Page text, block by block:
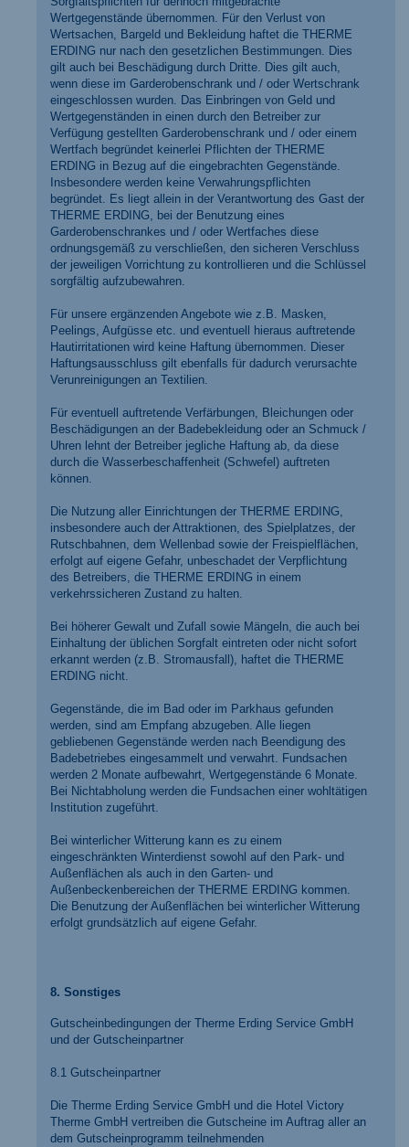
Wertgegenstände übernommen. Für den Verlust von
Wertsachen, Bargeld und Bekleidung haftet die THERME
ERDING nur nach den gesetzlichen Bestimmungen. Dies
gilt auch bei Beschädigung durch Dritte. Dies gilt auch,
wenn diese im Garderobenschrank und / oder Wertschrank
eingeschlossen wurden. Das Einbringen von Geld und
Wertgegenständen in einen durch den Betreiber zur
Verfügung gestellten Garderobenschrank und / oder einem
Wertfach begründet keinerlei Pflichten der THERME
ERDING in Bezug auf die eingebrachten Gegenstände.
Insbesondere werden keine Verwahrungspflichten
begründet. Es liegt allein in der Verantwortung des Gast der
THERME ERDING, bei der Benutzung eines
Garderobenschrankes und / oder Wertfaches diese
ordnungsgemäß zu verschließen, den sicheren Verschluss
der jeweiligen Vorrichtung zu kontrollieren und die Schlüssel
sorgfältig aufzubewahren.
Für unsere ergänzenden Angebote wie z.B. Masken,
Peelings, Aufgüsse etc. und eventuell hieraus auftretende
Hautirritationen wird keine Haftung übernommen. Dieser
Haftungsausschluss gilt ebenfalls für dadurch verursachte
Verunreinigungen an Textilien.
Für eventuell auftretende Verfärbungen, Bleichungen oder
Beschädigungen an der Badebekleidung oder an Schmuck /
Uhren lehnt der Betreiber jegliche Haftung ab, da diese
durch die Wasserbeschaffenheit (Schwefel) auftreten
können.
Die Nutzung aller Einrichtungen der THERME ERDING,
insbesondere auch der Attraktionen, des Spielplatzes, der
Rutschbahnen, dem Wellenbad sowie der Freispielflächen,
erfolgt auf eigene Gefahr, unbeschadet der Verpflichtung
des Betreibers, die THERME ERDING in einem
verkehrssicheren Zustand zu halten.
Bei höherer Gewalt und Zufall sowie Mängeln, die auch bei
Einhaltung der üblichen Sorgfalt eintreten oder nicht sofort
erkannt werden (z.B. Stromausfall), haftet die THERME
ERDING nicht.
Gegenstände, die im Bad oder im Parkhaus gefunden
werden, sind am Empfang abzugeben. Alle liegen
gebliebenen Gegenstände werden nach Beendigung des
Badebetriebes eingesammelt und verwahrt. Fundsachen
werden 2 Monate aufbewahrt, Wertgegenstände 6 Monate.
Bei Nichtabholung werden die Fundsachen einer wohltätigen
Institution zugeführt.
Bei winterlicher Witterung kann es zu einem
eingeschränkten Winterdienst sowohl auf den Park- und
Außenflächen als auch in den Garten- und
Außenbeckenbereichen der THERME ERDING kommen.
Die Benutzung der Außenflächen bei winterlicher Witterung
erfolgt grundsätzlich auf eigene Gefahr.
8. Sonstiges
Gutscheinbedingungen der Therme Erding Service GmbH
und der Gutscheinpartner
8.1 Gutscheinpartner
Die Therme Erding Service GmbH und die Hotel Victory
Therme GmbH vertreiben die Gutscheine im Auftrag aller an
dem Gutscheinprogramm teilnehmenden